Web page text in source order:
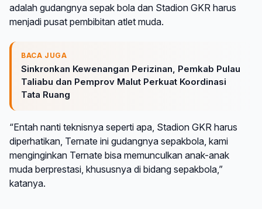
adalah gudangnya sepak bola dan Stadion GKR harus
menjadi pusat pembibitan atlet muda.
BACA JUGA
Sinkronkan Kewenangan Perizinan, Pemkab Pulau
Taliabu dan Pemprov Malut Perkuat Koordinasi
Tata Ruang
“Entah nanti teknisnya seperti apa, Stadion GKR harus
diperhatikan, Ternate ini gudangnya sepakbola, kami
menginginkan Ternate bisa memunculkan anak-anak
muda berprestasi, khususnya di bidang sepakbola,”
katanya.